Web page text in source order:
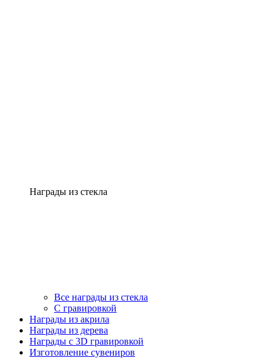
Награды из стекла
Все награды из стекла
С гравировкой
Награды из акрила
Награды из дерева
Награды с 3D гравировкой
Изготовление сувениров